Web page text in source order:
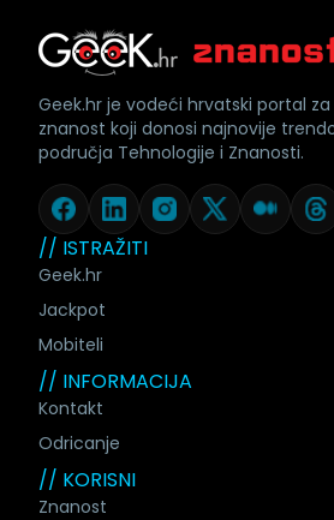
// ISTRAŽITI
Geek.hr
Jackpot
Mobiteli
// INFORMACIJA
Kontakt
Odricanje
// KORISNI
Znanost
Geek.hr je vodeći hrvatski portal
znanost koji donosi najnovije
područja Tehnologije i Znanosti.